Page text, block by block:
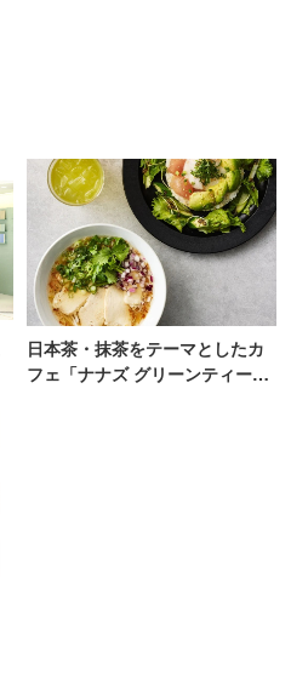
日本茶・抹茶をテーマとしたカ
フェ「ナナズ グリーンティー」